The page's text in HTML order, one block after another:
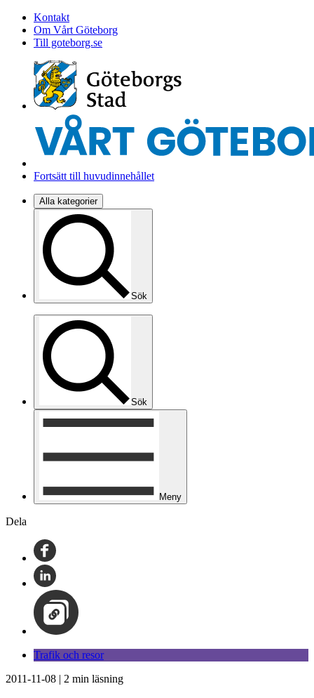
Kontakt
Om Vårt Göteborg
Till goteborg.se
Fortsätt till huvudinnehållet
Alla kategorier
Sök
Sök
Meny
Dela
Trafik och resor
2011-11-08 | 2 min läsning